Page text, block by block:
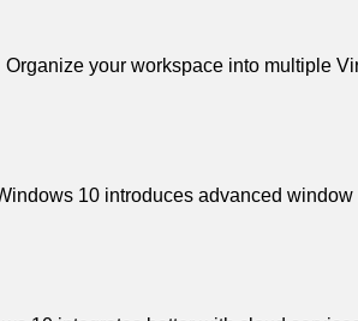
Organize your workspace into multiple
10 introduces advanced